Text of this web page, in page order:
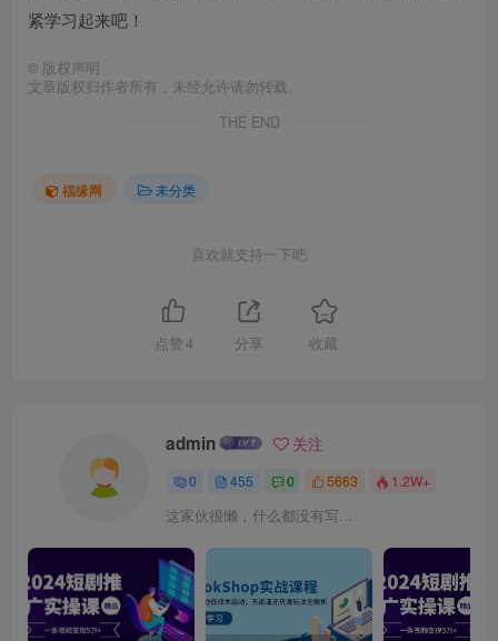
紧学习起来吧！
© 版权声明
文章版权归作者所有，未经允许请勿转载。
THE END
福缘网 未分类
喜欢就支持一下吧
点赞 4 分享 收藏
admin 关注
0 455 0 5663 1.2W+
这家伙很懒，什么都没有写...